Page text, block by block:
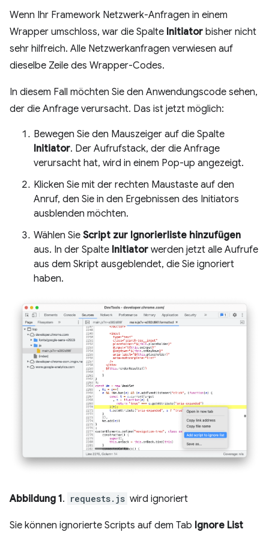
Wenn Ihr Framework Netzwerk-Anfragen in einem
Wrapper umschloss, war die Spalte Initiator bisher nicht
sehr hilfreich. Alle Netzwerkanfragen verwiesen auf
dieselbe Zeile des Wrapper-Codes.
In diesem Fall möchten Sie den Anwendungscode sehen,
der die Anfrage verursacht. Das ist jetzt möglich:
Bewegen Sie den Mauszeiger auf die Spalte
Initiator. Der Aufrufstack, der die Anfrage
verursacht hat, wird in einem Pop-up angezeigt.
Klicken Sie mit der rechten Maustaste auf den
Anruf, den Sie in den Ergebnissen des Initiators
ausblenden möchten.
Wählen Sie Script zur Ignorierliste hinzufügen
aus. In der Spalte Initiator werden jetzt alle Aufrufe
aus dem Skript ausgeblendet, die Sie ignoriert
haben.
Abbildung 1. requests.js wird ignoriert
Sie können ignorierte Scripts auf dem Tab Ignore List